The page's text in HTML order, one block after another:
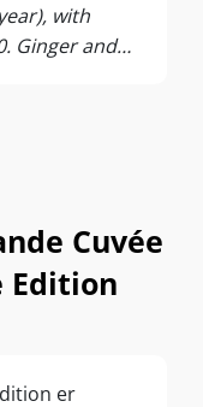
with
Ginger and
release.
Cuvée
Edition
er